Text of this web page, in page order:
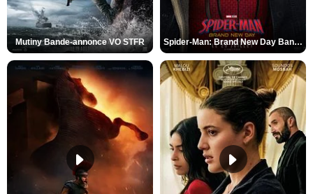
Mutiny Bande-annonce VO STFR Spider-Man: Brand New Day Bande-annonce VO STFR